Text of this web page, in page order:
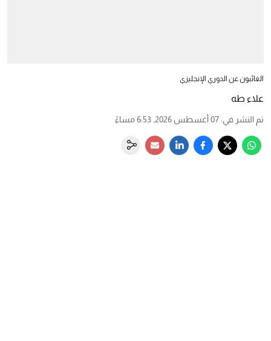
الغائبون عن الدوري الإنجليزي
علاء طه
تم النشر في: 07 أغسطس 2026, 6:53 مساءً